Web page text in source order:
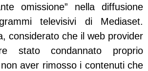
omissione” nella diffusione
televisivi di Mediaset.
considerato che il web provider
stato condannato proprio
aver rimosso i contenuti che